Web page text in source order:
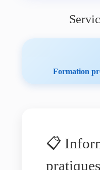
Formation
📋
pratiques